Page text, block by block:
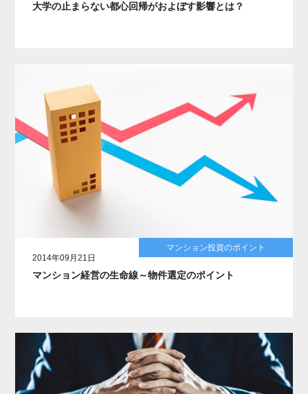
大学の止まらない都心回帰がおよぼす影響とは？
マンション投資のポイント
2014年09月21日
マンション経営の生命線～物件選定のポイント